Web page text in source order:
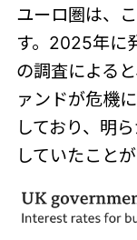
ユーロ圏は、
す。2025年に
の調査による
ァンドが危機
しており、明
していたこと